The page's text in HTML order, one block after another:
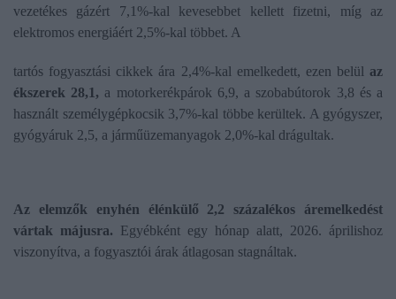
vezetékes gázért 7,1%-kal kevesebbet kellett fizetni, míg az
elektromos energiáért 2,5%-kal többet. A
tartós fogyasztási cikkek ára 2,4%-kal emelkedett, ezen belül az
ékszerek 28,1, a motorkerékpárok 6,9, a szobabútorok 3,8 és a
használt személygépkocsik 3,7%-kal többe kerültek. A gyógyszer,
gyógyáruk 2,5, a járműüzemanyagok 2,0%-kal drágultak.
Az elemzők enyhén élénkülő 2,2 százalékos áremelkedést
vártak májusra. Egyébként egy hónap alatt, 2026. áprilishoz
viszonyítva, a fogyasztói árak átlagosan stagnáltak.